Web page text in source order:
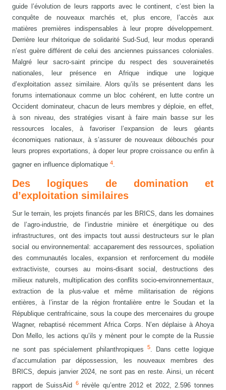
guide l’évolution de leurs rapports avec le continent, c’est bien la
conquête de nouveaux marchés et, plus encore, l’accès aux
matières premières indispensables à leur propre développement.
Derrière leur rhétorique de solidarité Sud-Sud, leur modus operandi
n’est guère différent de celui des anciennes puissances coloniales.
Malgré leur sacro-saint principe du respect des souverainetés
nationales, leur présence en Afrique indique une logique
d’exploitation assez similaire. Alors qu’ils se présentent dans les
forums internationaux comme un bloc cohérent, en lutte contre un
Occident dominateur, chacun de leurs membres y déploie, en effet,
à son niveau, des stratégies visant à faire main basse sur les
ressources locales, à favoriser l’expansion de leurs géants
économiques nationaux, à s’assurer de nouveaux débouchés pour
leurs propres exportations, à doper leur propre croissance ou enfin à
gagner en influence diplomatique4.
Des logiques de domination et
d’exploitation similaires
Sur le terrain, les projets financés par les BRICS, dans les domaines
de l’agro-industrie, de l’industrie minière et énergétique ou des
infrastructures, ont des impacts tout aussi destructeurs sur le plan
social ou environnemental: accaparement des ressources, spoliation
des communautés locales, expansion et renforcement du modèle
extractiviste, courses au moins-disant social, destructions des
milieux naturels, multiplication des conflits socio-environnementaux,
extraction de la plus-value et même militarisation de régions
entières, à l’instar de la région frontalière entre le Soudan et la
République centrafricaine, sous la coupe des mercenaires du groupe
Wagner, rebaptisé récemment Africa Corps. N’en déplaise à Ahoya
Don Mello, les actions qu’ils y mènent pour le compte de la Russie
ne sont pas spécialement philanthropiques
5. Dans cette logique
d’accumulation par dépossession, les nouveaux membres des
BRICS, depuis janvier 2024, ne sont pas en reste. Ainsi, un récent
rapport de SuissAid
6 révèle qu’entre 2012 et 2022, 2.596 tonnes